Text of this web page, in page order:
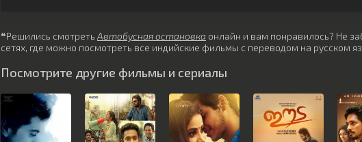
❝Решились смотретьАвтобусная остановка онлайн и вам понравилось? Не
сетях, где можно посмотреть все индийские фильмы с переводом на русском
Посмотрите другие фильмы и сериалы